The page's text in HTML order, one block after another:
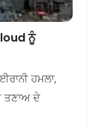
ਨੂੰ
ਹਮਲਾ,
ਤਣਾਅ ਦੇ